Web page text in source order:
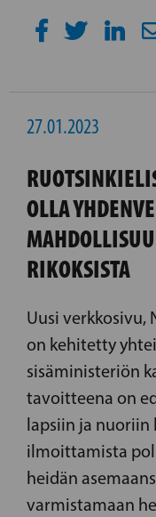
27.01.2023
OLLA
RIKOKSISTA
Uusi verkkosivu,
on kehitetty
sisäministeriön
tavoitteena on
lapsiin ja
ilmoittamista
heidän
varmistamaan